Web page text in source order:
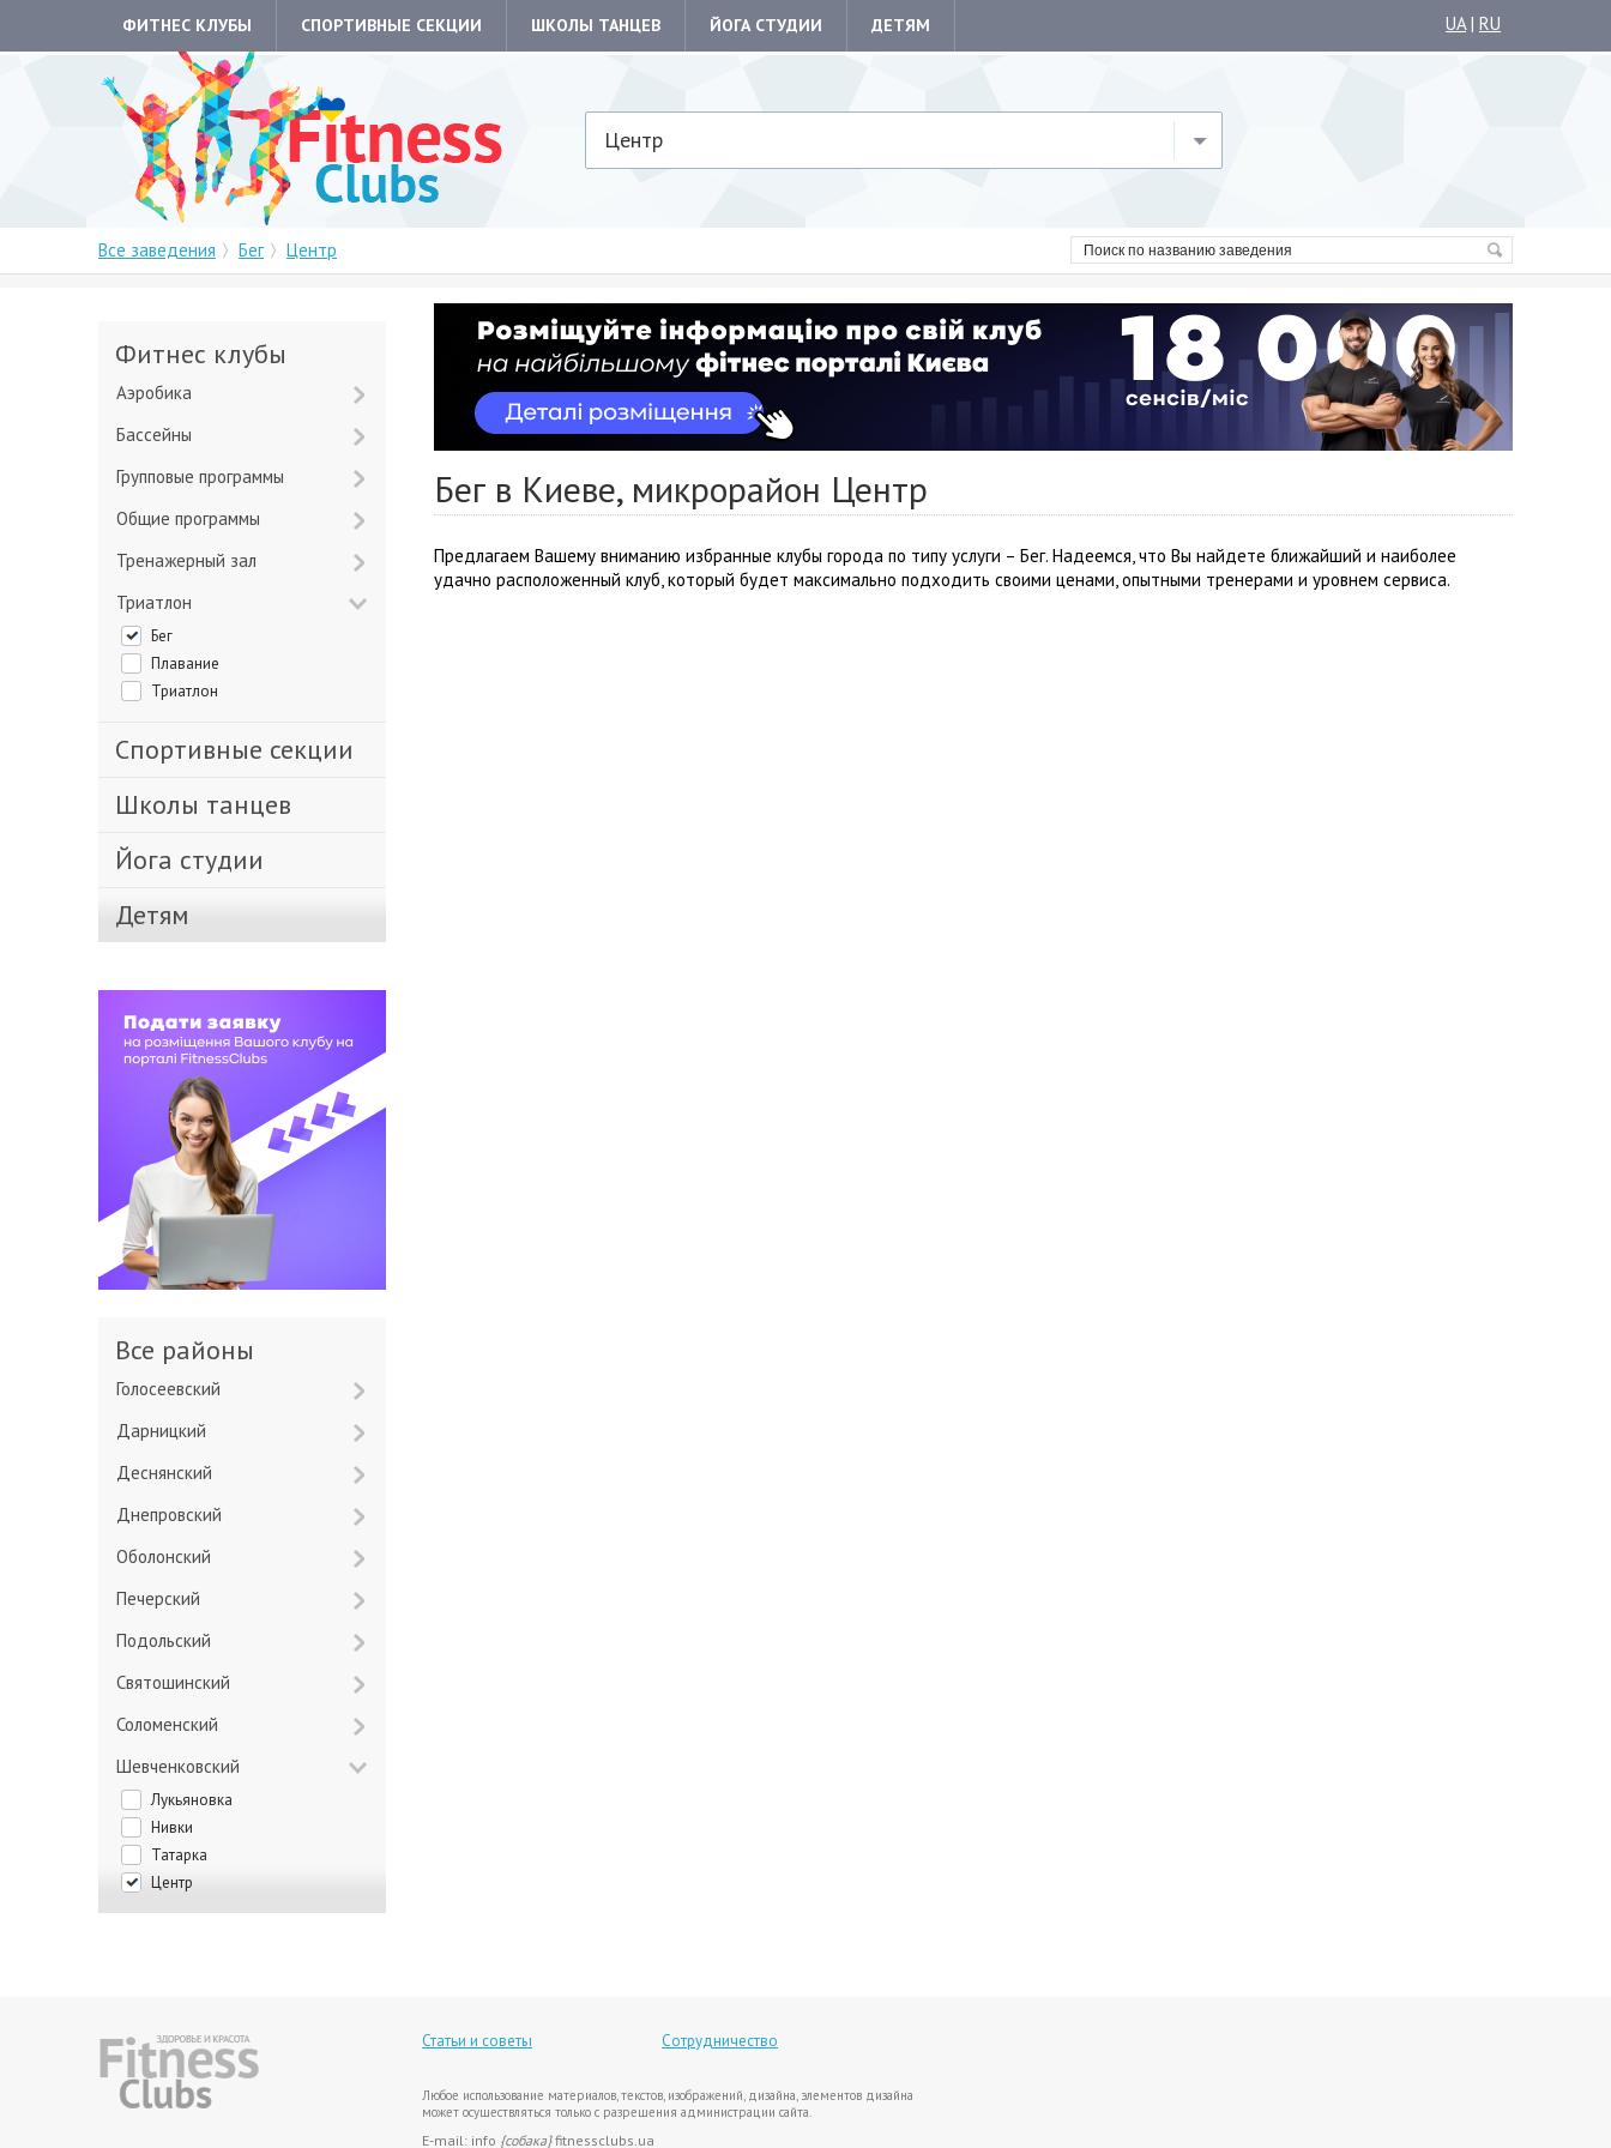
ФИТНЕС КЛУБЫ СПОРТИВНЫЕ СЕКЦИИ ШКОЛЫ ТАНЦЕВ ЙОГА СТУДИИ ДЕТЯМ UA| RU
Центр
Все заведения Бег Центр
Бег в Киеве, микрорайон Центр
Предлагаем Вашему вниманию избранные клубы города по типу услуги – Бег. Надеемся, что Вы найдете ближайший и наиболее
удачно расположенный клуб, который будет максимально подходить своими ценами, опытными тренерами и уровнем сервиса.
Фитнес клубы
Аэробика
Бассейны
Групповые программы
Общие программы
Тренажерный зал
Триатлон
Бег
Плавание
Триатлон
Спортивные секции
Школы танцев
Йога студии
Детям
Все районы
Голосеевский
Дарницкий
Деснянский
Днепровский
Оболонский
Печерский
Подольский
Святошинский
Соломенский
Шевченковский
Лукьяновка
Нивки
Татарка
Центр
Статьи и советы Сотрудничество
Любое использование материалов, текстов, изображений, дизайна, элементов дизайна
может осуществляться только с разрешения администрации сайта.
E-mail: info {собака}fitnessclubs.ua